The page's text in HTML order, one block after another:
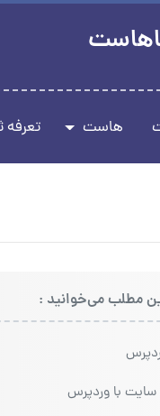
هاست تعرفه
مطلب می‌خوانید :
با وردپرس